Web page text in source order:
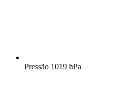
Pressão 1019 hPa